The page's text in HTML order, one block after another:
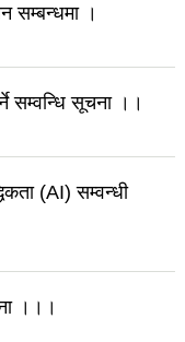
सम्बन्धमा ।
सम्वन्धि सूचना ।।
(AI) सम्वन्धी
।।।